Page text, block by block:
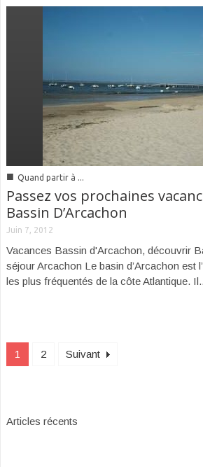
■ Quand partir à ...
Passez vos prochaines
Bassin D’Arcachon
Juin 7, 2012
Vacances Bassin d'Arcachon, découvrir
séjour Arcachon Le basin d’Arcachon est
les plus fréquentés de la côte Atlantique.
1 2 Suivant
Articles récents